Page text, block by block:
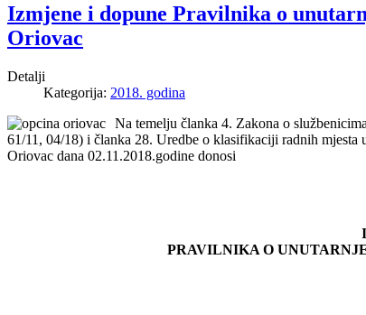
Izmjene i dopune Pravilnika o
Oriovac
Detalji
Kategorija: 2018. godina
Na temelju članka 4. Zakona o
61/11, 04/18) i članka 28. Uredbe o klasifikaciji radnih
Oriovac dana 02.11.2018.godine donosi
PRAVILNIKA O